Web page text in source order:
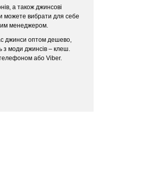
а також джинсові
можете вибрати для себе
менеджером.
джинси оптом дешево,
з моди джинсів – клеш.
телефоном або Viber.